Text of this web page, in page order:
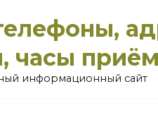
часы
информационный сайт